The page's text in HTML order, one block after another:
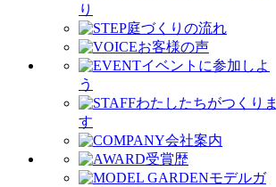
り
庭づくりの流れ
お客様の声
イベントに参加しよ
う
わたしたちがつくりま
す
会社案内
受賞歴
モデルガ